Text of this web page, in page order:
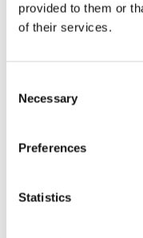
provided to them or
of their services.
Selection
Necessary
Preferences
Statistics